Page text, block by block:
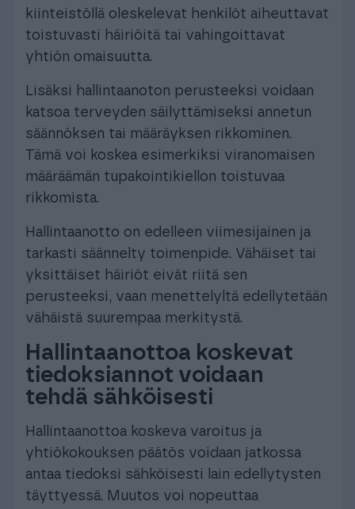
kiinteistöllä oleskelevat henkilöt aiheuttavat
toistuvasti häiriöitä tai vahingoittavat
yhtiön omaisuutta.
Lisäksi hallintaanoton perusteeksi voidaan
katsoa terveyden säilyttämiseksi annetun
säännöksen tai määräyksen rikkominen.
Tämä voi koskea esimerkiksi viranomaisen
määräämän tupakointikiellon toistuvaa
rikkomista.
Hallintaanotto on edelleen viimesijainen ja
tarkasti säännelty toimenpide. Vähäiset tai
yksittäiset häiriöt eivät riitä sen
perusteeksi, vaan menettelyltä edellytetään
vähäistä suurempaa merkitystä.
Hallintaanottoa koskevat
tiedoksiannot voidaan
tehdä sähköisesti
Hallintaanottoa koskeva varoitus ja
yhtiökokouksen päätös voidaan jatkossa
antaa tiedoksi sähköisesti lain edellytysten
täyttyessä. Muutos voi nopeuttaa